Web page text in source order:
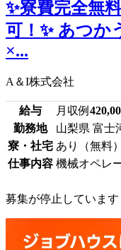
✨寮費完全無
可！✨ あつか
×...
A＆I株式会社
給与 月収例
勤務地
山梨県 富士
寮・社宅 あり（無料）
仕事内容 機械オペレ
募集が停止しています